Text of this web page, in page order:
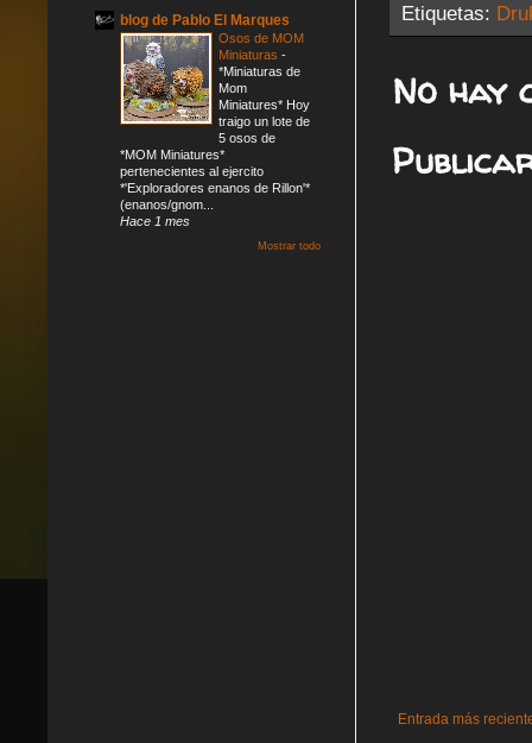
Etiquetas:
No hay
Entrada más
blog de Pablo El Marques
Osos de MOM
Miniaturas -
*Miniaturas de
Mom
Miniatures* Hoy
traigo un lote de
5 osos de
*MOM Miniatures*
pertenecientes al ejercito
*'Exploradores enanos de Rillon'*
(enanos/gnom...
Hace 1 mes
Mostrar todo